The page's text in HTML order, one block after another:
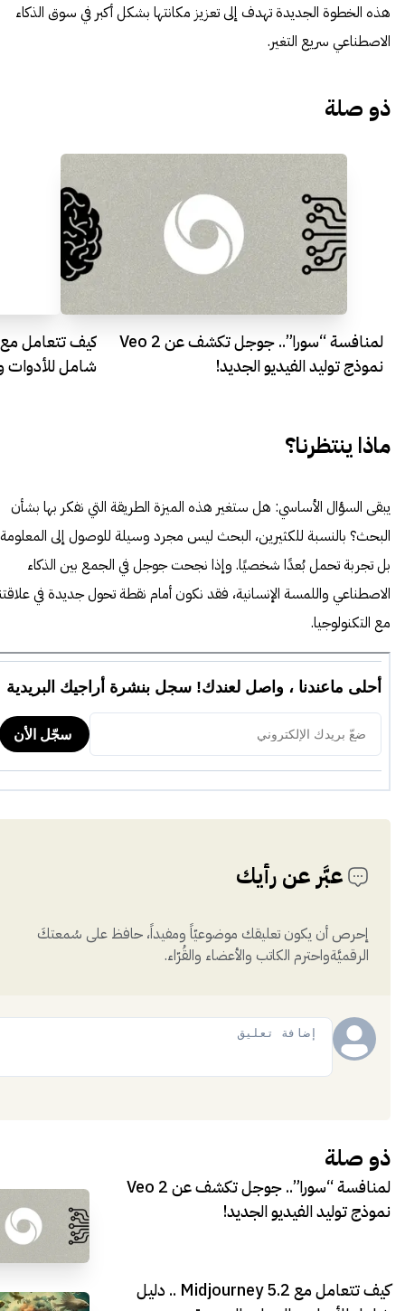
هذه الخطوة الجديدة تهدف إلى تعزيز مكانتها بشكل أكبر في سوق الذكاء
الاصطناعي سريع التغير.
ذو صلة
لمنافسة “سورا”.. جوجل تكشف عن Veo 2
نموذج توليد الفيديو الجديد!
شامل للأدوات
ماذا ينتظرنا؟
يبقى السؤال الأساسي: هل ستغير هذه الميزة الطريقة التي نفكر بها بشأن
البحث؟ بالنسبة للكثيرين، البحث ليس مجرد وسيلة للوصول إلى
بل تجربة تحمل بُعدًا شخصيًا. وإذا نجحت جوجل في الجمع بين الذكاء
الاصطناعي واللمسة الإنسانية، فقد نكون أمام نقطة تحول جديدة في
مع التكنولوجيا.
عبَّر عن رأيك
إحرص أن يكون تعليقك موضوعيّاً ومفيداً، حافظ على سُمعتكَ
الرقميَّةواحترم الكاتب والأعضاء والقُرّاء.
ذو صلة
لمنافسة “سورا”.. جوجل تكشف عن Veo 2
نموذج توليد الفيديو الجديد!
كيف تتعامل مع Midjourney 5.2 .. دليل